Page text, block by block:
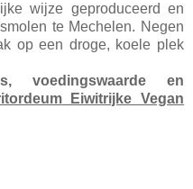
wijze geproduceerd en
te Mechelen. Negen
op een droge, koele plek
voedingswaarde en
Eiwitrijke Vegan